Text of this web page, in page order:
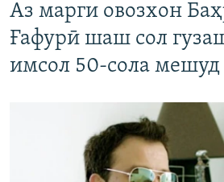
Аз марги овозхон
Ғафурӣ шаш сол
имсол 50-сола мешуд